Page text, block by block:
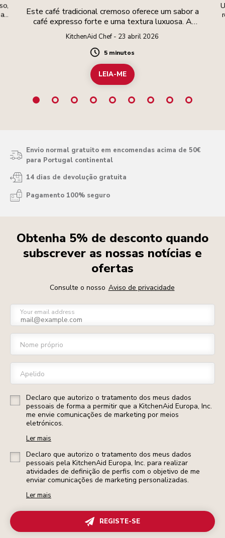
Este café tradicional cremoso oferece um sabor a
café expresso forte e uma textura luxuosa. A
parte mais importante é preparar a espuma até
atingir um aveludado perfeito!
KitchenAid Chef - 23 abril 2026
Duration
5 minutos
LEIA-ME
Envio normal gratuito em encomendas acima de 50€
para Portugal continental
14 dias de devolução gratuita
Pagamento 100% seguro
Obtenha 5% de desconto quando
subscrever as nossas notícias e
ofertas
Consulte o nosso Aviso de privacidade
Your email address
Nome próprio
Apelido
Declaro que autorizo o tratamento dos meus dados
pessoais de forma a permitir que a KitchenAid Europa, Inc.
me envie comunicações de marketing por meios
eletrónicos.
Ler mais
Declaro que autorizo o tratamento dos meus dados
pessoais pela KitchenAid Europa, Inc. para realizar
atividades de definição de perfis com o objetivo de me
enviar comunicações de marketing personalizadas.
Ler mais
REGISTE-SE